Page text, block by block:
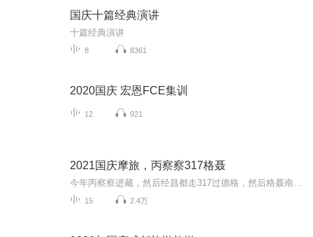
国庆十篇经典演讲
十篇经典演讲
8 8361
2020国庆 宏恩FCE集训
12 921
2021国庆摩旅，丙察察317格聂
15 2.4万